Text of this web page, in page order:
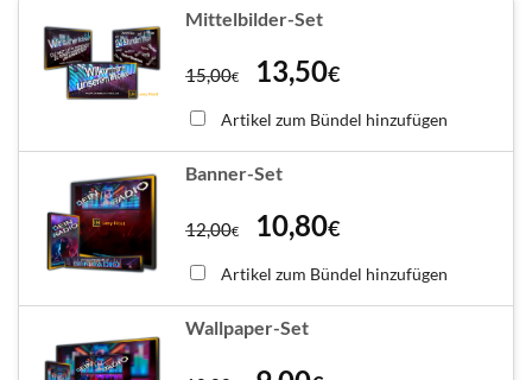
Mittelbilder-Set
15,00€ 13,50€
Artikel zum Bündel hinzufügen
Banner-Set
12,00€ 10,80€
Artikel zum Bündel hinzufügen
Wallpaper-Set